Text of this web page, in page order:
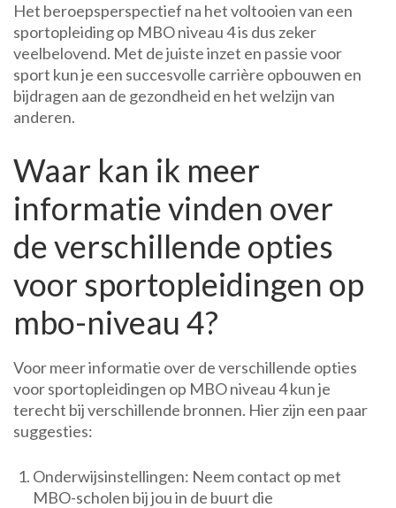
Het beroepsperspectief na het voltooien van een
sportopleiding op MBO niveau 4 is dus zeker
veelbelovend. Met de juiste inzet en passie voor
sport kun je een succesvolle carrière opbouwen en
bijdragen aan de gezondheid en het welzijn van
anderen.
Waar kan ik meer
informatie vinden over
de verschillende opties
voor sportopleidingen op
mbo-niveau 4?
Voor meer informatie over de verschillende opties
voor sportopleidingen op MBO niveau 4 kun je
terecht bij verschillende bronnen. Hier zijn een paar
suggesties:
Onderwijsinstellingen: Neem contact op met
MBO-scholen bij jou in de buurt die